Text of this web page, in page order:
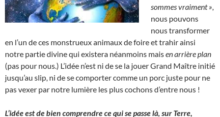
sommes vraiment »
nous pouvons
nous transformer
en l’un de ces monstrueux animaux de foire et trahir ainsi
notre partie divine qui existera néanmoins maisen arrière plan
(pas pour nous.) L’idée n’est ni de se la jouer Grand Maître initié
jusqu’au slip, ni de se comporter comme un porc juste pour ne
pas vexer par notre lumière les plus cochons d’entre nous !
L’idée est de bien comprendre ce qui se passe là, sur Terre,